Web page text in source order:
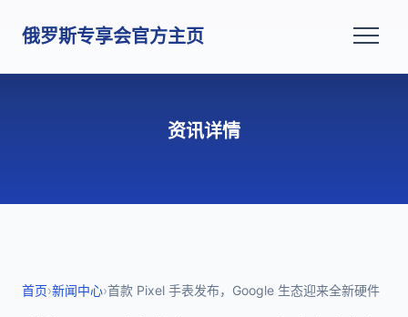
俄罗斯专享会官方主页
资讯详情
首页›新闻中心›首款 Pixel 手表发布，Google 生态迎来全新硬件